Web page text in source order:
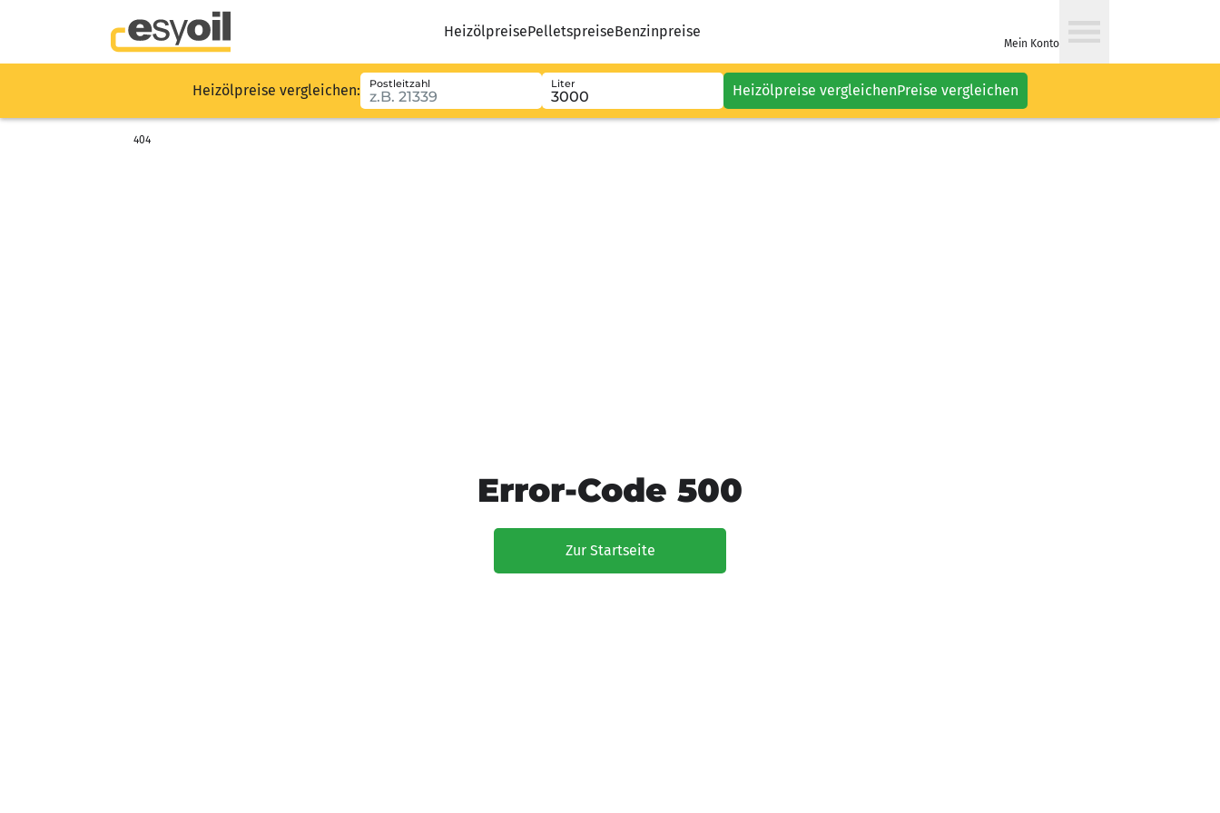
HeizölpreisePelletspreiseBenzinpreise
Mein Konto
Heizölpreise vergleichen: Postleitzahl Liter Heizölpreise vergleichenPreise vergleichen
404
Error-Code 500
Zur Startseite